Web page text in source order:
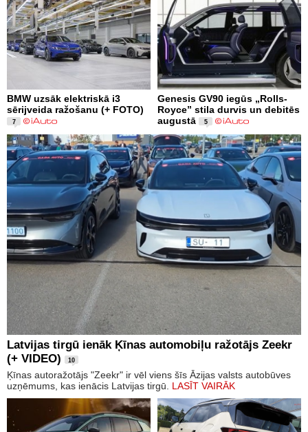
BMW uzsāk elektriskā i3
sērijveida ražošanu (+ FOTO)
7
Genesis GV90 iegūs „Rolls-
Royce” stila durvis un debitēs
augustā
5
Latvijas tirgū ienāk Ķīnas automobiļu ražotājs Zeekr
(+ VIDEO)
10
Ķīnas autoražotājs "Zeekr" ir vēl viens šīs Āzijas valsts autobūves
uzņēmums, kas ienācis Latvijas tirgū. LASĪT VAIRĀK